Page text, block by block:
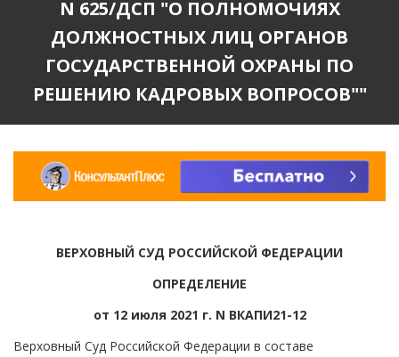
N 625/ДСП "О ПОЛНОМОЧИЯХ
ДОЛЖНОСТНЫХ ЛИЦ ОРГАНОВ
ГОСУДАРСТВЕННОЙ ОХРАНЫ ПО
РЕШЕНИЮ КАДРОВЫХ ВОПРОСОВ""
ВЕРХОВНЫЙ СУД РОССИЙСКОЙ ФЕДЕРАЦИИ
ОПРЕДЕЛЕНИЕ
от 12 июля 2021 г. N ВКАПИ21-12
Верховный Суд Российской Федерации в составе